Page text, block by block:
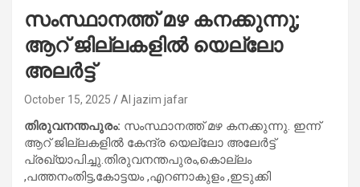
സംസ്ഥാനത്ത് മഴ കനക്കുന്നു;
ആറ് ജില്ലകളിൽ യെല്ലോ
അലർട്ട്
October 15, 2025 Al jazim jafar
തിരുവനന്തപുരം: സംസ്ഥാനത്ത് മഴ കനക്കുന്നു. ഇന്ന്
ആറ് ജില്ലകളിൽ കേന്ദ്ര യെല്ലോ അലേർട്ട്
പ്രഖ്യാപിച്ചു.തിരുവനന്തപുരം,കൊല്ലം
,പത്തനംതിട്ട,കോട്ടയം ,എറണാകുളം ,ഇടുക്കി